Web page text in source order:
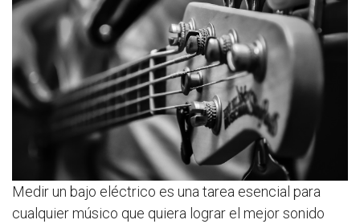
Medir un bajo eléctrico es una tarea esencial para
cualquier músico que quiera lograr el mejor sonido